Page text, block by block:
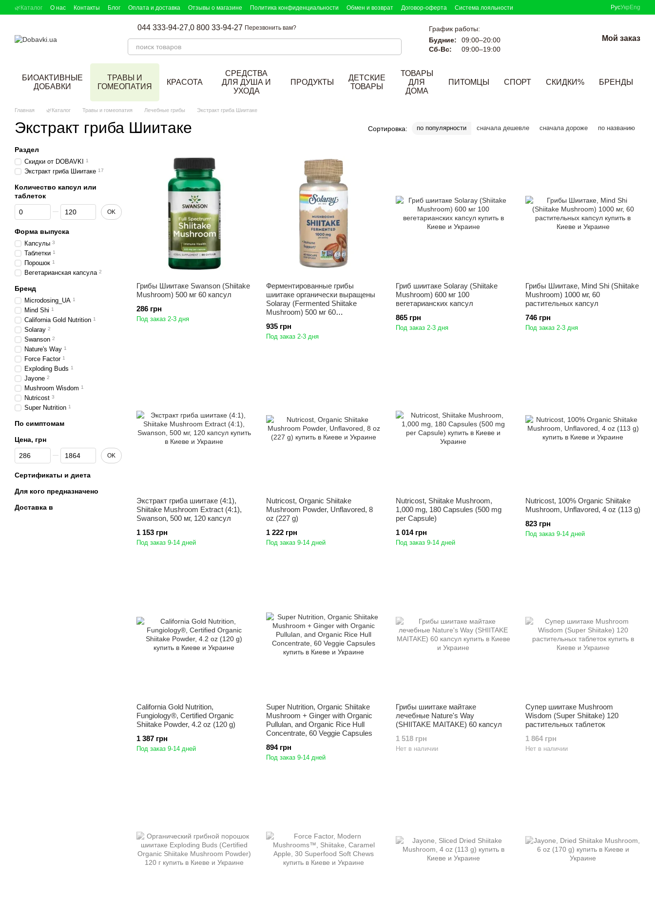
Перейти к основному контенту
🌿Каталог О нас Контакты Блог Оплата и доставка Отзывы о магазине Политика конфиденциальности Обмен и возврат Договор-оферта
Система лояльности
РусУкр Eng
044 333-94-27,0 800 33-94-27 Перезвонить вам?
График работы:
Будние:
09:00–20:00
Сб-Вс:
09:00–19:00
Мой заказ
БИОАКТИВНЫЕ
ДОБАВКИ
ТРАВЫ И
ГОМЕОПАТИЯ
КРАСОТА
СРЕДСТВА
ДЛЯ ДУША И
УХОДА
ПРОДУКТЫ
ДЕТСКИЕ
ТОВАРЫ
ТОВАРЫ
ДЛЯ
ДОМА
ПИТОМЦЫ СПОРТ СКИДКИ% БРЕНДЫ
Главная 🌿Каталог Травы и гомеопатия Лечебные грибы Экстракт гриба Шиитаке
Экстракт гриба Шиитаке Сортировка: по популярности сначала дешевле сначала дороже по названию
Грибы Шиитаке Swanson (Shiitake
Mushroom) 500 мг 60 капсул
286 грн
Под заказ 2-3 дня
Ферментированные грибы
шиитаке органически выращены
Solaray (Fermented Shiitake
Mushroom) 500 мг 60
935 грн
Под заказ 2-3 дня
Гриб шиитаке Solaray (Shiitake
Mushroom) 600 мг 100
вегетарианских капсул
865 грн
Под заказ 2-3 дня
Грибы Шиитаке, Mind Shi (Shiitake
Mushroom) 1000 мг, 60
растительных капсул
746 грн
Под заказ 2-3 дня
Экстракт гриба шиитаке (4:1),
Shiitake Mushroom Extract (4:1),
Swanson, 500 мг, 120 капсул
1 153 грн
Под заказ 9-14 дней
Nutricost, Organic Shiitake
Mushroom Powder, Unflavored, 8
oz (227 g)
1 222 грн
Под заказ 9-14 дней
Nutricost, Shiitake Mushroom,
1,000 mg, 180 Capsules (500 mg
per Capsule)
1 014 грн
Под заказ 9-14 дней
Nutricost, 100% Organic Shiitake
Mushroom, Unflavored, 4 oz (113 g)
823 грн
Под заказ 9-14 дней
California Gold Nutrition,
Fungiology®, Certified Organic
Shiitake Powder, 4.2 oz (120 g)
1 387 грн
Под заказ 9-14 дней
Super Nutrition, Organic Shiitake
Mushroom + Ginger with Organic
Pullulan, and Organic Rice Hull
Concentrate, 60 Veggie Capsules
894 грн
Под заказ 9-14 дней
Грибы шиитаке майтаке
лечебные Nature's Way
(SHIITAKE MAITAKE) 60 капсул
1 518 грн
Нет в наличии
Супер шиитаке Mushroom
Wisdom (Super Shiitake) 120
растительных таблеток
1 864 грн
Нет в наличии
Раздел
Скидки от DOBAVKI 1
Экстракт гриба Шиитаке 17
Количество капсул или
таблеток
От Количество капсул или таблеток
До Количество капсул или таблеток
OK
Форма выпуска
Капсулы 3
Таблетки 1
Порошок 1
Вегетарианская капсула 2
Бренд
Microdosing_UA 1
Mind Shi 1
California Gold Nutrition 1
Solaray 2
Swanson 2
Nature's Way 1
Force Factor 1
Exploding Buds 1
Jayone 2
Mushroom Wisdom 1
Nutricost 3
Super Nutrition 1
По симптомам
Цена, грн
От Цена, грн
До Цена, грн OK
Сертификаты и диета
Для кого предназначено
Доставка в